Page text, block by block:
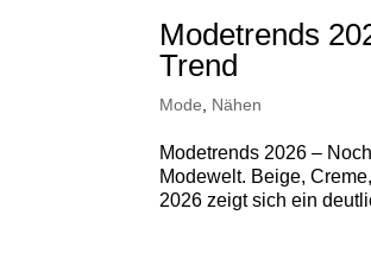
Modetrends
Trend
Mode Nähen
Modetrends 2026 –
Modewelt. Beige,
2026 zeigt sich ein